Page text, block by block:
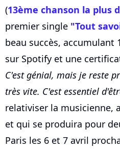
(13ème chanson la plus
premier single "Tout
beau succès, accumulant
sur Spotify et une
C'est génial, mais je reste
très vite. C'est essentiel
relativiser la musicienne,
et qui se produira pour
Paris les 6 et 7 avril